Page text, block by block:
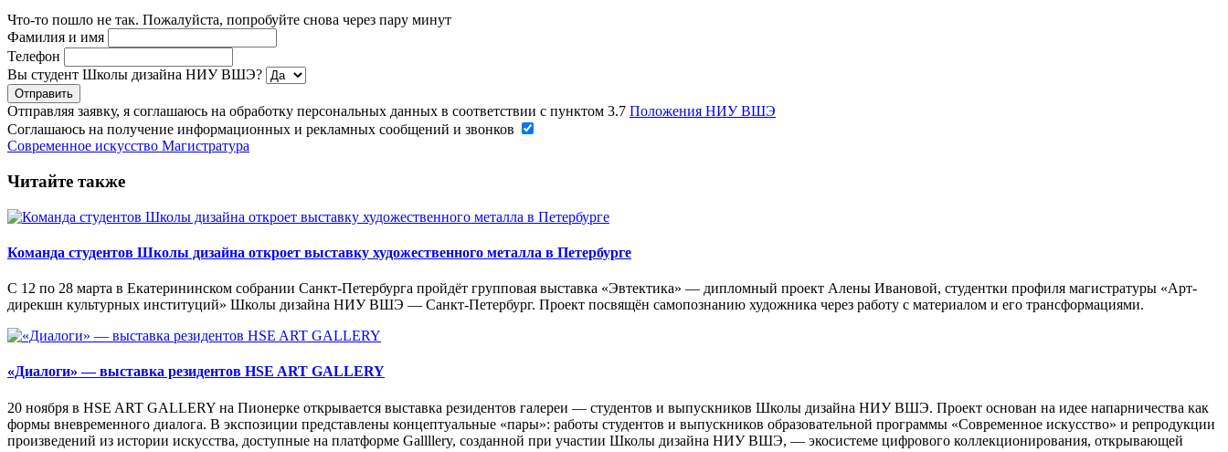
Что-то пошло не так. Пожалуйста, попробуйте снова через пару минут
Фамилия и имя
Телефон
Вы студент Школы дизайна НИУ ВШЭ?
Отправляя заявку, я соглашаюсь на обработку персональных данных в соответствии с пунктом 3.7 Положения НИУ ВШЭ
Соглашаюсь на получение информационных и рекламных сообщений и звонков
Современное искусство Магистратура
Читайте также
Команда студентов Школы дизайна откроет выставку художественного металла в Петербурге
С 12 по 28 марта в Екатерининском собрании Санкт-Петербурга пройдёт групповая выставка «Эвтектика» — дипломный проект Алены Ивановой, студентки профиля магистратуры «Арт-
дирекшн культурных институций» Школы дизайна НИУ ВШЭ — Санкт-Петербург. Проект посвящён самопознанию художника через работу с материалом и его трансформациями.
«Диалоги» — выставка резидентов HSE ART GALLERY
20 ноября в HSE ART GALLERY на Пионерке открывается выставка резидентов галереи — студентов и выпускников Школы дизайна НИУ ВШЭ. Проект основан на идее напарничества как
формы вневременного диалога. В экспозиции представлены концептуальные «пары»: работы студентов и выпускников образовательной программы «Современное искусство» и репродукции
произведений из истории искусства, доступные на платформе Gallllery, созданной при участии Школы дизайна НИУ ВШЭ, — экосистеме цифрового коллекционирования, открывающей